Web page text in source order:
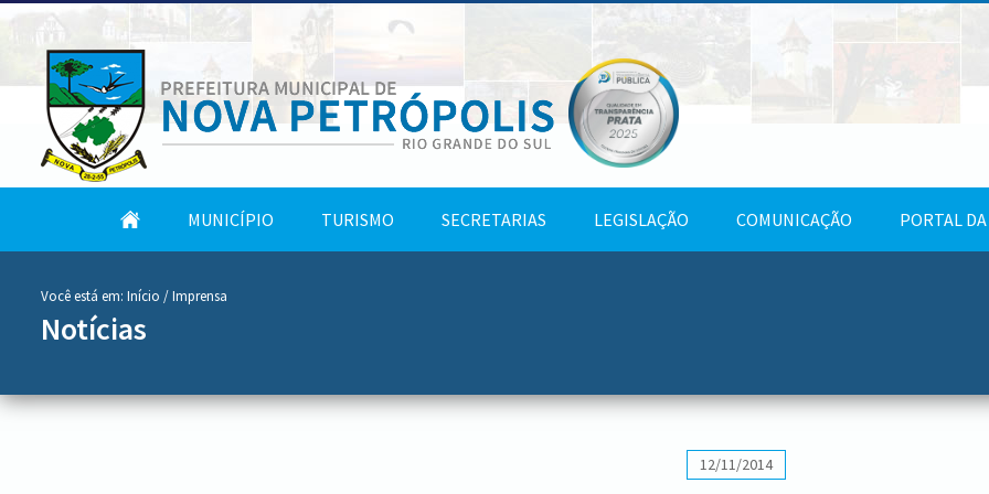
Tela
MUNICÍPIO TURISMO SECRETARIAS LEGISLAÇÃO COMUNICAÇÃO PORTAL
Você está em: Início / Imprensa
Notícias
12/11/2014